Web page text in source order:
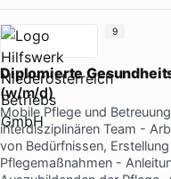
Diplomierte
(w/m/d)
Mobile Pflege und
interdisziplinären Team -
von Bedürfnissen,
Pflegemaßnahmen -
9